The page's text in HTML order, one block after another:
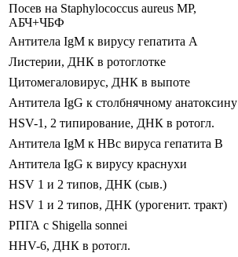
Посев на Staphylococcus aureus МР,
АБЧ+ЧБФ
Антитела IgM к вирусу гепатита А
Листерии, ДНК в ротоглотке
Цитомегаловирус, ДНК в выпоте
Антитела IgG к столбнячному анатоксину
HSV-1, 2 типирование, ДНК в ротогл.
Антитела IgM к HBc вируса гепатита B
Антитела IgG к вирусу краснухи
HSV 1 и 2 типов, ДНК (сыв.)
HSV 1 и 2 типов, ДНК (урогенит. тракт)
РПГА с Shigella sonnei
HHV-6, ДНК в ротогл.